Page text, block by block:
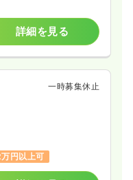
詳細を見る
一時募集休止
円以上可